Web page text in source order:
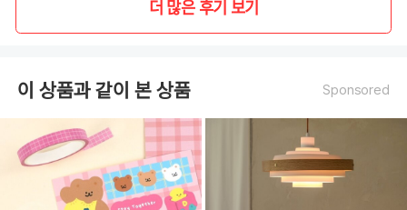
더 많은 후기 보기
이 상품과 같이 본 상품 Sponsored